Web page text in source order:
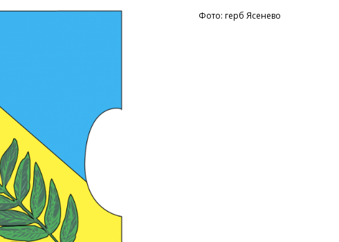
Фото: герб Ясенево